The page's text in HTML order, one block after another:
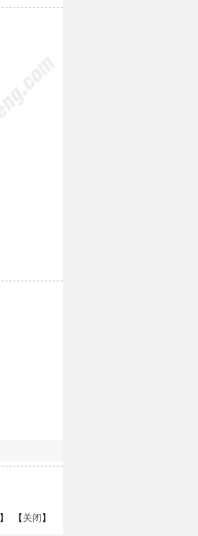
】 【 关闭 】